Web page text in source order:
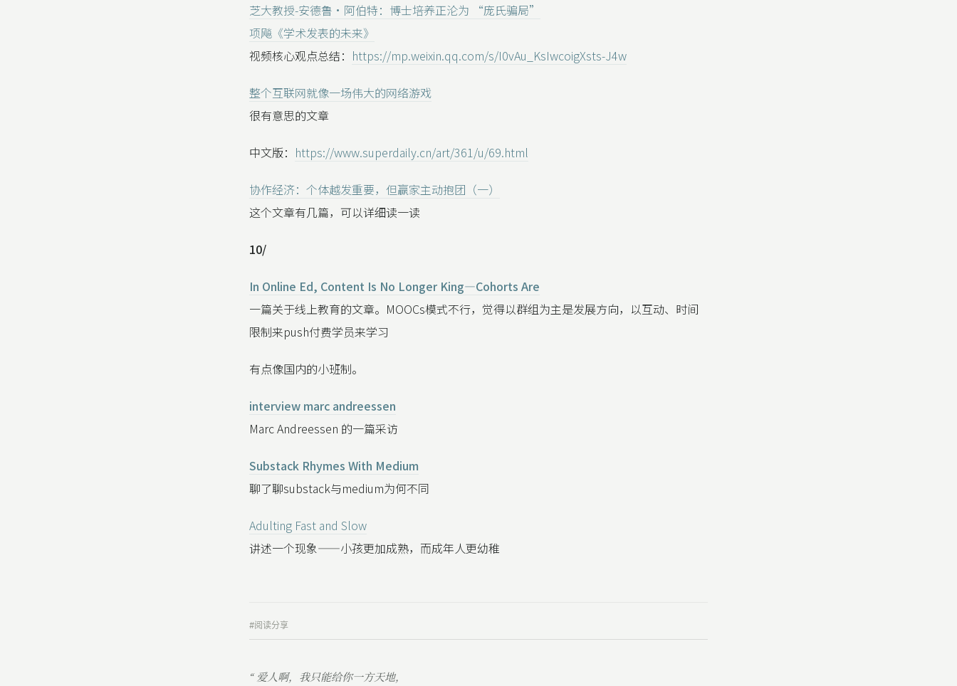
芝大教授-安德鲁・阿伯特：博士培养正沦为 “庞氏骗局”
项飚《学术发表的未来》
视频核心观点总结： https://mp.weixin.qq.com/s/I0vAu_KsIwcoigXsts-J4w
整个互联网就像一场伟大的网络游戏
很有意思的文章
中文版： https://www.superdaily.cn/art/361/u/69.html
协作经济：个体越发重要，但赢家主动抱团（一）
这个文章有几篇，可以详细读一读
10/
In Online Ed, Content Is No Longer King—Cohorts Are
一篇关于线上教育的文章。MOOCs模式不行，觉得以群组为主是发展方向，以互动、时间
限制来push付费学员来学习
有点像国内的小班制。
interview marc andreessen
Marc Andreessen 的一篇采访
Substack Rhymes With Medium
聊了聊substack与medium为何不同
Adulting Fast and Slow
讲述一个现象——小孩更加成熟，而成年人更幼稚
#阅读分享
“ 爱人啊，我只能给你一方天地，